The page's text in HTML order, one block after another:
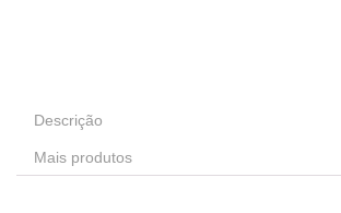
Descrição
Mais produtos